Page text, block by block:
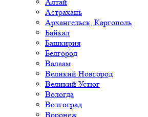
Астрахань
Архангельск, Каргополь
Байкал
Башкирия
Белгород
Валаам
Великий Новгород
Великий Устюг
Вологда
Волгоград
Воронеж